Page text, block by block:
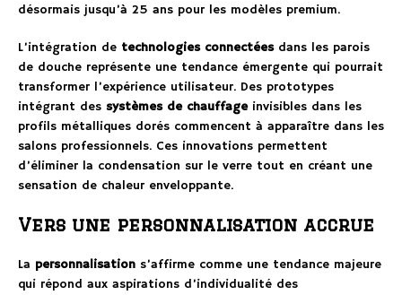
désormais jusqu’à 25 ans pour les modèles premium.
L’intégration de technologies connectéesdans les parois
de douche représente une tendance émergente qui pourrait
transformer l’expérience utilisateur. Des prototypes
intégrant des systèmes de chauffageinvisibles dans les
profils métalliques dorés commencent à apparaître dans les
salons professionnels. Ces innovations permettent
d’éliminer la condensation sur le verre tout en créant une
sensation de chaleur enveloppante.
Vers une personnalisation accrue
La personnalisation s’affirme comme une tendance majeure
qui répond aux aspirations d’individualité des